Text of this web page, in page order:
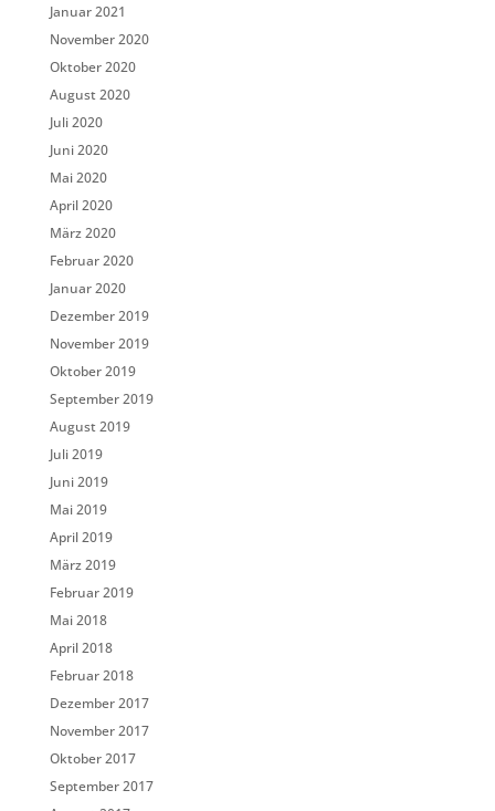
Januar 2021
November 2020
Oktober 2020
August 2020
Juli 2020
Juni 2020
Mai 2020
April 2020
März 2020
Februar 2020
Januar 2020
Dezember 2019
November 2019
Oktober 2019
September 2019
August 2019
Juli 2019
Juni 2019
Mai 2019
April 2019
März 2019
Februar 2019
Mai 2018
April 2018
Februar 2018
Dezember 2017
November 2017
Oktober 2017
September 2017